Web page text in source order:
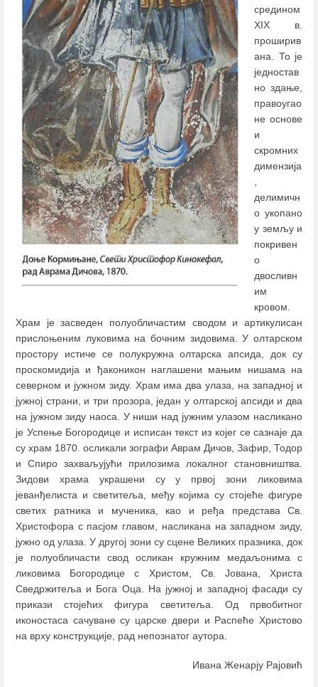
средином
XIX в.
проширив
ана. То је
једностав
но здање,
правоугао
не основе
и
скромних
димензија
делимичн
о укопано
у земљу и
покривен
о
двосливн
им
кровом.
Храм је засведен полуобличастим сводом и артикулисан
прислоњеним луковима на бочним зидовима. У олтарском
простору истиче се полукружна олтарска апсида, док су
проскомидија и ђаконикон наглашени мањим нишама на
северном и јужном зиду. Храм има два улаза, на западној и
јужној страни, и три прозора, један у олтарској апсиди и два
на јужном зиду наоса. У ниши над јужним улазом насликано
је Успење Богородице и исписан текст из којег се сазнаје да
су храм 1870. осликали зографи Аврам Дичов, Зафир, Тодор
и Спиро захваљујући прилозима локалног становништва.
Зидови храма украшени су у првој зони ликовима
јеванђелиста и светитеља, међу којима су стојеће фигуре
светих ратника и мученика, као и ређа представа Св.
Христофора с пасјом главом, насликана на западном зиду,
јужно од улаза. У другој зони су сцене Великих празника, док
је полуобличасти свод осликан кружним медаљонима с
ликовима Богородице с Христом, Св. Јована, Христа
Сведржитеља и Бога Оца. На јужној и западној фасади су
прикази стојећих фигура светитеља. Од првобитног
иконостаса сачуване су царске двери и Распеће Христово
на врху конструкције, рад непознатог аутора.
Ивана Женарју Рајовић